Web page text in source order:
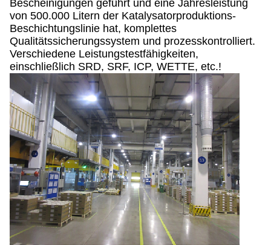
Bescheinigungen geführt und eine Jahresleistung
von 500.000 Litern der Katalysatorproduktions-
Beschichtungslinie hat, komplettes
Qualitätssicherungssystem und prozesskontrolliert.
Verschiedene Leistungstestfähigkeiten,
einschließlich SRD, SRF, ICP, WETTE, etc.!